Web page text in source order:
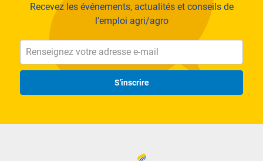
Recevez les événements, actualités et conseils de
l'emploi agri/agro
S'inscrire